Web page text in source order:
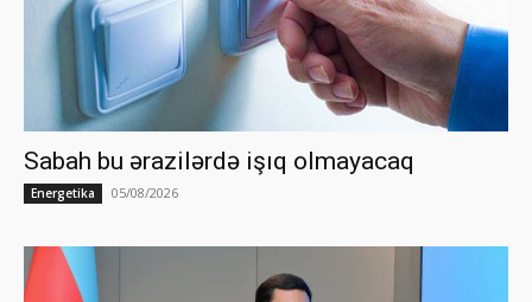
Sabah bu ərazilərdə işıq olmayacaq
Energetika 05/08/2026